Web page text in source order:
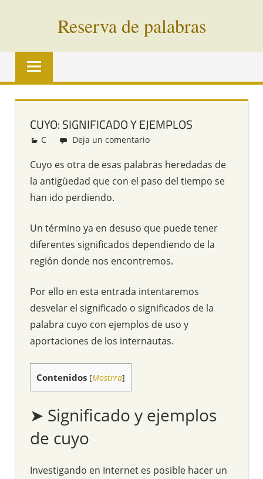
Reserva de palabras
Palabras
vías
todo
mundo
CUYO: SIGNIFICADO Y EJEMPLOS
Redacción
C Deja un comentario
Cuyo es otra de esas palabras heredadas de
la antigüedad que con el paso del tiempo se
han ido perdiendo.
Un término ya en desuso que puede tener
diferentes significados dependiendo de la
región donde nos encontremos.
Por ello en esta entrada intentaremos
desvelar el significado o significados de la
palabra cuyo con ejemplos de uso y
aportaciones de los internautas.
Contenidos [Mostrra]
➤ Significado y ejemplos
de cuyo
Investigando en Internet es posible hacer un